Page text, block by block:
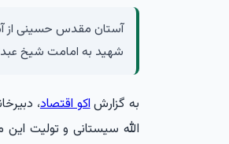
آستان مقدس حسینی از
شهید به امامت شیخ
به گزارشاکو اقتصاد،
الله سیستانی و تولیت